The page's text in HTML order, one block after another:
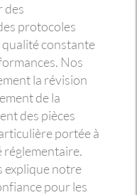
des
protocoles
constante
Nos
la révision
de la
des pièces
portée à
réglementaire.
explique notre
pour les